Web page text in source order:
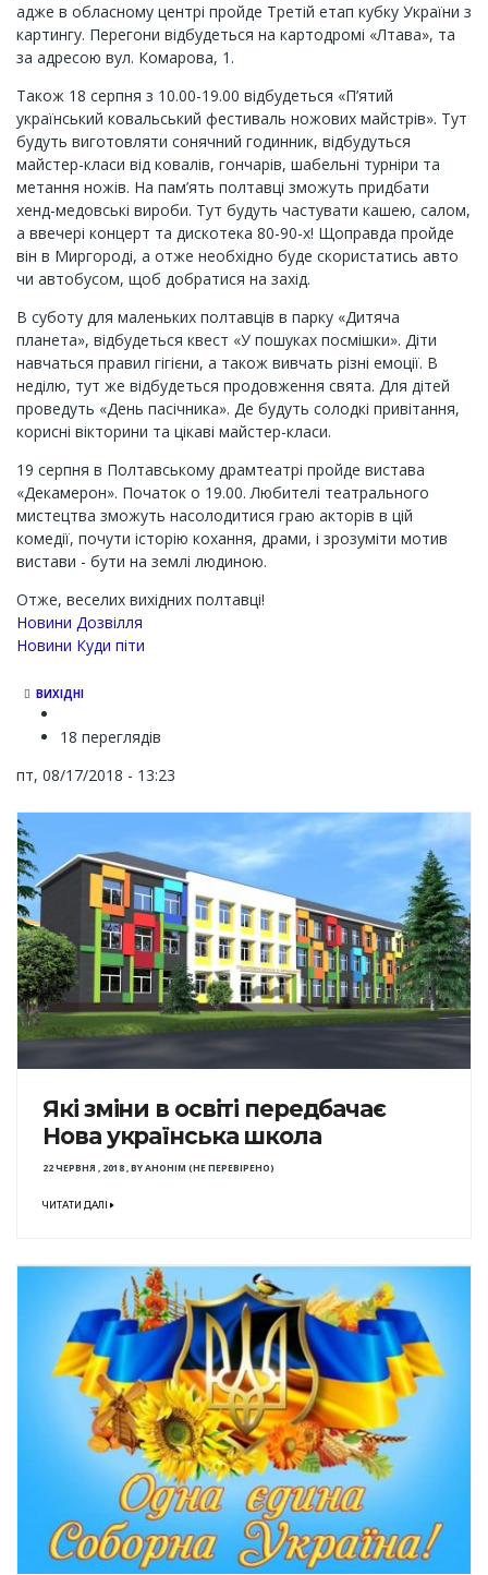
адже в обласному центрі пройде Третій етап кубку України з
картингу. Перегони відбудеться на картодромі «Лтава», та
за адресою вул. Комарова, 1.
Також 18 серпня з 10.00-19.00 відбудеться «П’ятий
український ковальський фестиваль ножових майстрів». Тут
будуть виготовляти сонячний годинник, відбудуться
майстер-класи від ковалів, гончарів, шабельні турніри та
метання ножів. На пам’ять полтавці зможуть придбати
хенд-медовські вироби. Тут будуть частувати кашею, салом,
а ввечері концерт та дискотека 80-90-х! Щоправда пройде
він в Миргороді, а отже необхідно буде скористатись авто
чи автобусом, щоб добратися на захід.
В суботу для маленьких полтавців в парку «Дитяча
планета», відбудеться квест «У пошуках посмішки». Діти
навчаться правил гігієни, а також вивчать різні емоції. В
неділю, тут же відбудеться продовження свята. Для дітей
проведуть «День пасічника». Де будуть солодкі привітання,
корисні вікторини та цікаві майстер-класи.
19 серпня в Полтавському драмтеатрі пройде вистава
«Декамерон». Початок о 19.00. Любителі театрального
мистецтва зможуть насолодитися граю акторів в цій
комедії, почути історію кохання, драми, і зрозуміти мотив
вистави - бути на землі людиною.
Отже, веселих вихідних полтавці!
Новини Дозвілля
Новини Куди піти
ВИХІДНІ
18 переглядів
пт, 08/17/2018 - 13:23
Які зміни в освіті передбачає
Нова українська школа
22 ЧЕРВНЯ , 2018,BYАНОНІМ (НЕ ПЕРЕВІРЕНО)
ЧИТАТИ ДАЛІ